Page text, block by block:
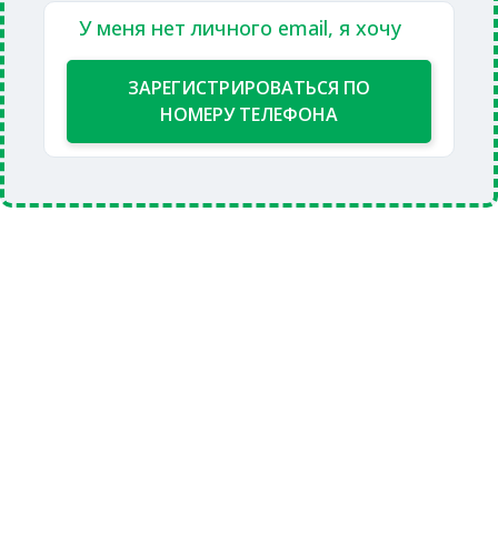
У меня нет личного email, я хочу
ЗАРЕГИСТРИРОВАТЬСЯ ПО
НОМЕРУ ТЕЛЕФОНА